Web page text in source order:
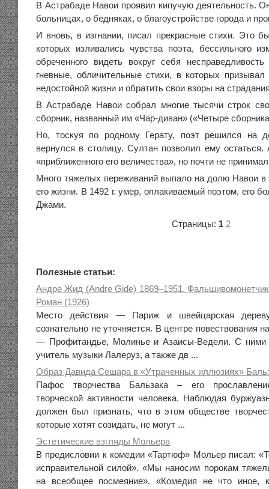
В Астрабаде Навои проявил кипучую деятельность.
больницах, о бедняках, о благоустройстве города и
И вновь, в изгнании, писал прекрасные стихи. Это
которых изливались чувства поэта, бессильного
обреченного видеть вокруг себя
гневные, обличительные стихи, в которых призывал
недостойной жизни и обратить свои взоры на
В Астрабаде Навои собрал многие тысячи строк
сборник, названный им «Чар-диван» («Четыре
Но, тоскуя по родному Герату, поэт решился на
вернулся в столицу. Султан позволил ему
«приближенного его величества», но почти не
Много тяжелых переживаний выпало на долю Навои в
его жизни. В 1492 г. умер, оплакиваемый поэтом, его
Джами.
Страницы: 1 2
Полезные статьи:
Андре Жид (Andre Gide) 1869–1951.
Роман (1926)
Место действия — Париж и швейцарская
сознательно не уточняется. В центре повествования
— Профитандье, Молинье и Азаисы-Ведели. С ними
учитель музыки Лалеруз, а также дв ...
Образ Давида Сешара в «Утраченных иллюзиях»
Пафос творчества Бальзака – его
творческой активности человека. Наблюдая
должен был признать, что в этом обществе
которые хотят созидать, не могут ...
Эстетические взгляды Мольера
В предисловии к комедии «Тартюф» Мольер писал:
исправительной силой». «Мы наносим порокам
на всеобщее посмеяние». «Комедия не что иное,